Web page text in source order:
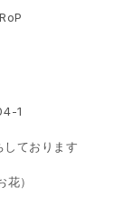
1
しております
）